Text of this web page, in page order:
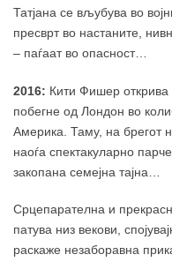
Татјана се вљубува во
пресврт во настаните,
– паѓаат во опасност…
2016: Кити Фишер открива
побегне од Лондон во
Америка. Таму, на брегот
наоѓа спектакуларно
закопана семејна тајна…
Срцепарателна и
патува низ векови,
раскаже незаборавна